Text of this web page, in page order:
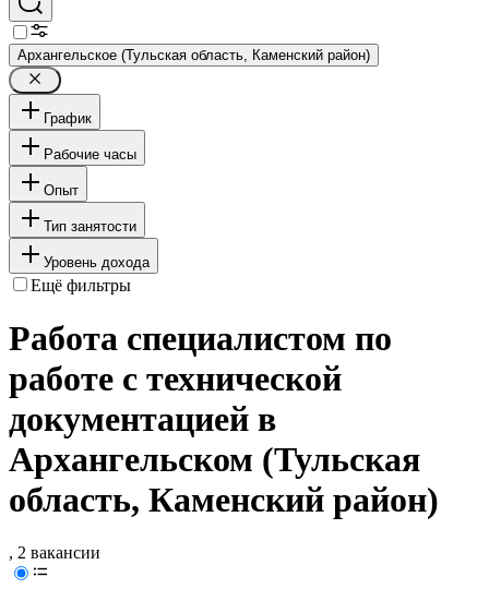
Архангельское (Тульская область, Каменский район)
График
Рабочие часы
Опыт
Тип занятости
Уровень дохода
Ещё фильтры
Работа специалистом по
работе с технической
документацией в
Архангельском (Тульская
область, Каменский район)
, 2 вакансии